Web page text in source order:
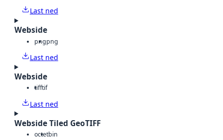
Last ned
Webside
pngpng
Last ned
Webside
tifftif
Last ned
Webside Tiled GeoTIFF
octetbin